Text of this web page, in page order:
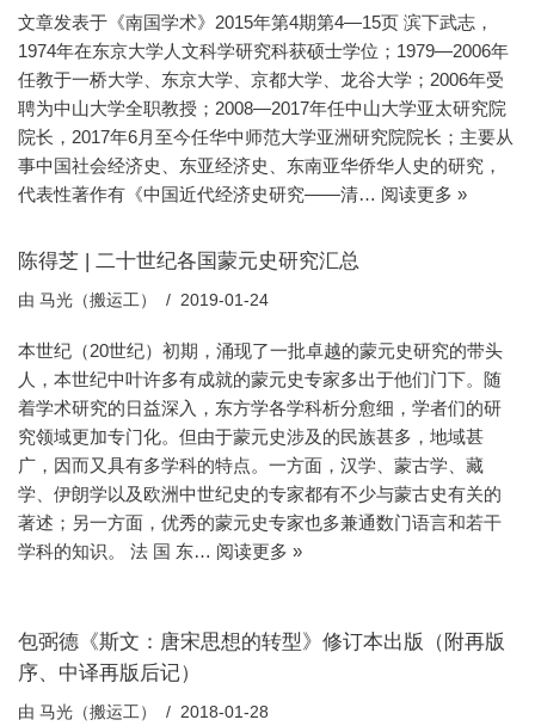
文章发表于《南国学术》2015年第4期第4—15页 滨下武志，
1974年在东京大学人文科学研究科获硕士学位；1979—2006年
任教于一桥大学、东京大学、京都大学、龙谷大学；2006年受
聘为中山大学全职教授；2008—2017年任中山大学亚太研究院
院长，2017年6月至今任华中师范大学亚洲研究院院长；主要从
事中国社会经济史、东亚经济史、东南亚华侨华人史的研究，
代表性著作有《中国近代经济史研究——清… 阅读更多 »
陈得芝 | 二十世纪各国蒙元史研究汇总
由 马光（搬运工） 2019-01-24
本世纪（20世纪）初期，涌现了一批卓越的蒙元史研究的带头
人，本世纪中叶许多有成就的蒙元史专家多出于他们门下。随
着学术研究的日益深入，东方学各学科析分愈细，学者们的研
究领域更加专门化。但由于蒙元史涉及的民族甚多，地域甚
广，因而又具有多学科的特点。一方面，汉学、蒙古学、藏
学、伊朗学以及欧洲中世纪史的专家都有不少与蒙古史有关的
著述；另一方面，优秀的蒙元史专家也多兼通数门语言和若干
学科的知识。 法 国 东… 阅读更多 »
包弼德《斯文：唐宋思想的转型》修订本出版（附再版
序、中译再版后记）
由 马光（搬运工） 2018-01-28